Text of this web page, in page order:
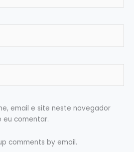
email e site neste navegador
eu comentar.
comments by email.